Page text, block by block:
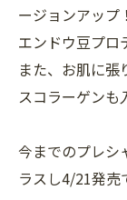
ージョンアップ！
エンドウ豆プロ
また、お肌に
スコラーゲンも
今までのプレシ
ラスし4/21発売